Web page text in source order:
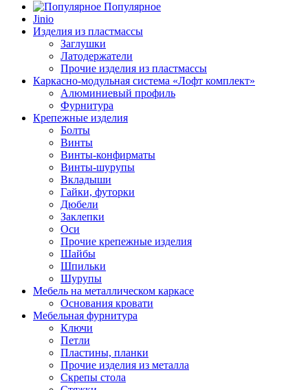
Популярное
Jinio
Изделия из пластмассы
Заглушки
Латодержатели
Прочие изделия из пластмассы
Каркасно-модульная система «Лофт комплект»
Алюминиевый профиль
Фурнитура
Крепежные изделия
Болты
Винты
Винты-конфирматы
Винты-шурупы
Вкладыши
Гайки, футорки
Дюбели
Заклепки
Оси
Прочие крепежные изделия
Шайбы
Шпильки
Шурупы
Мебель на металлическом каркасе
Основания кровати
Мебельная фурнитура
Ключи
Петли
Пластины, планки
Прочие изделия из металла
Скрепы стола